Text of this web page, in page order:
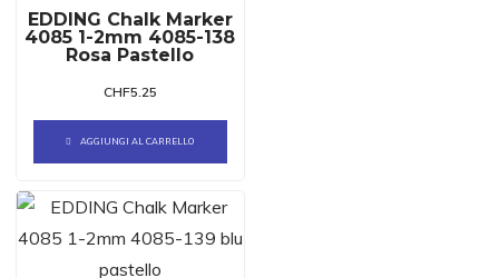
EDDING Chalk Marker
4085 1-2mm 4085-138
Rosa Pastello
CHF5.25
AGGIUNGI AL CARRELLO